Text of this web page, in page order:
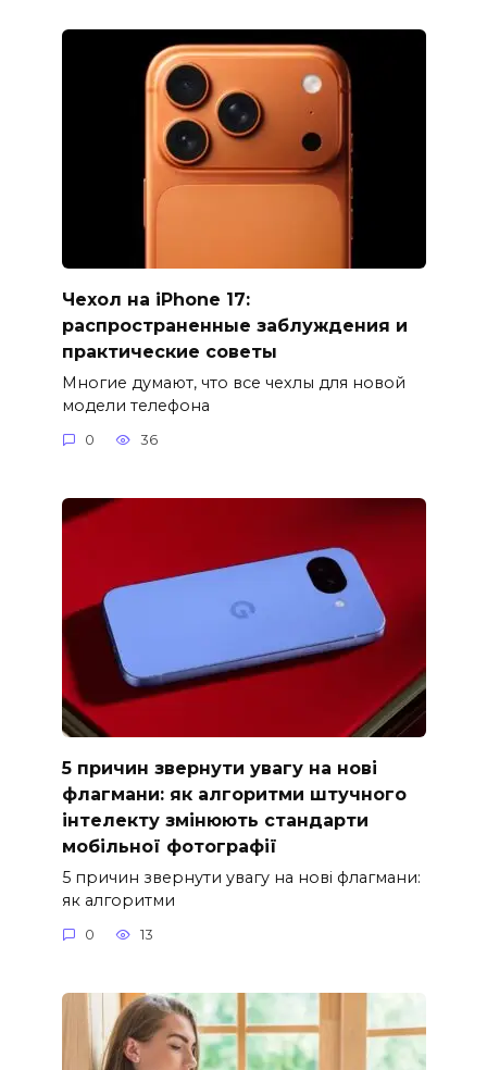
Чехол на iPhone 17:
распространенные заблуждения и
практические советы
Многие думают, что все чехлы для новой
модели телефона
0 36
5 причин звернути увагу на нові
флагмани: як алгоритми штучного
інтелекту змінюють стандарти
мобільної фотографії
5 причин звернути увагу на нові флагмани:
як алгоритми
0 13